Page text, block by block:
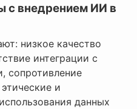
с внедрением ИИ в
низкое качество
интеграции с
сопротивление
и
данных